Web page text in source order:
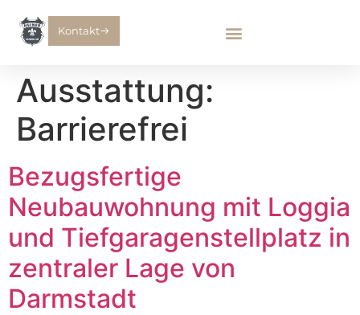
Kontakt
Ausstattung:
Barrierefrei
Bezugsfertige
Neubauwohnung mit Loggia
und Tiefgaragenstellplatz in
zentraler Lage von
Darmstadt